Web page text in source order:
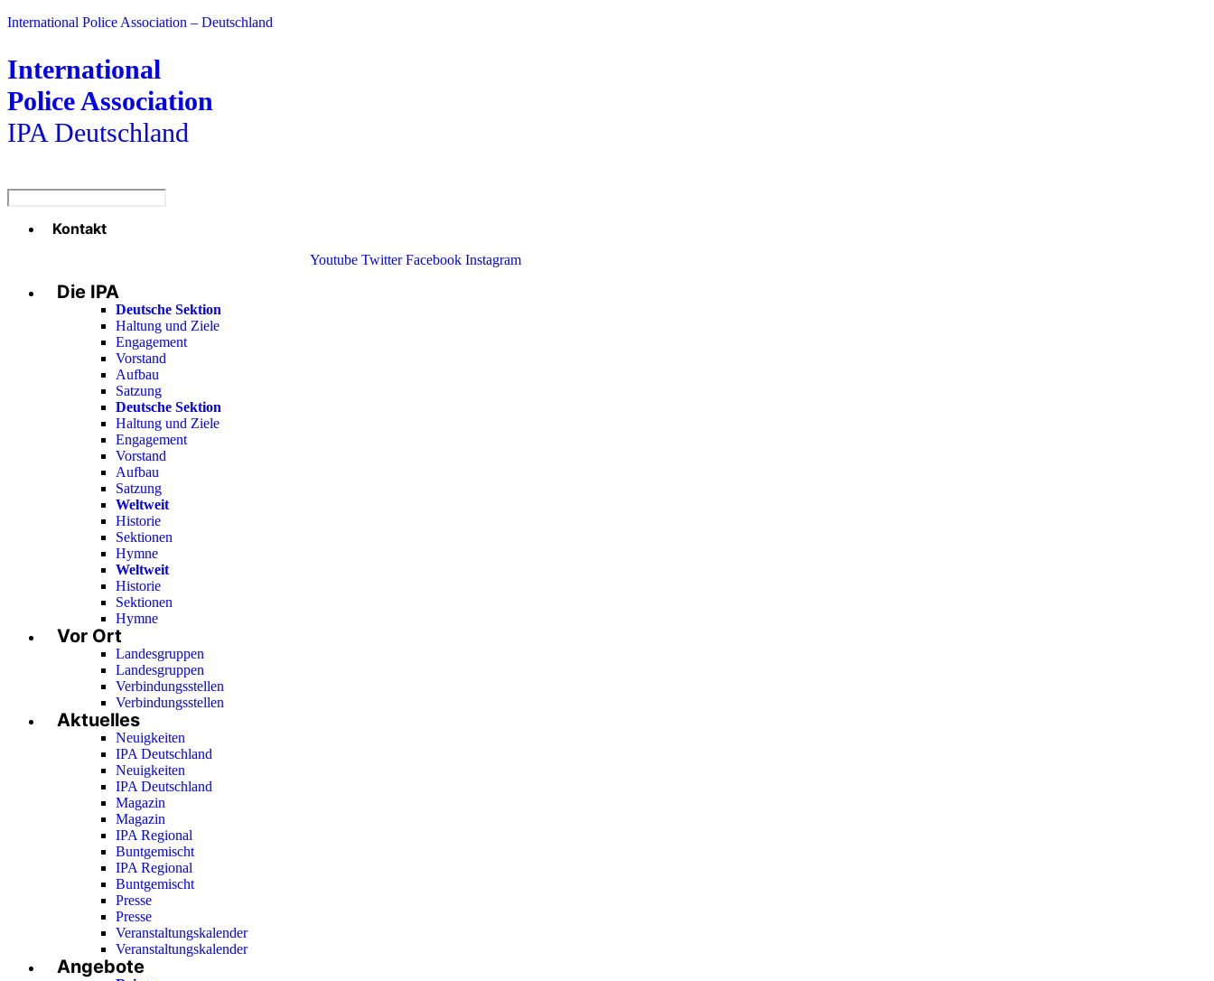
International Police Association – Deutschland
International
Police Association
IPA Deutschland
Menü Kontakt
Youtube Twitter Facebook Instagram
Die IPA
Deutsche Sektion
Haltung und Ziele
Engagement
Vorstand
Aufbau
Satzung
Deutsche Sektion
Haltung und Ziele
Engagement
Vorstand
Aufbau
Satzung
Weltweit
Historie
Sektionen
Hymne
Weltweit
Historie
Sektionen
Hymne
Vor Ort
Landesgruppen
Landesgruppen
Verbindungsstellen
Verbindungsstellen
Aktuelles
Neuigkeiten
IPA Deutschland
Neuigkeiten
IPA Deutschland
Magazin
Magazin
IPA Regional
Buntgemischt
IPA Regional
Buntgemischt
Presse
Presse
Veranstaltungskalender
Veranstaltungskalender
Angebote